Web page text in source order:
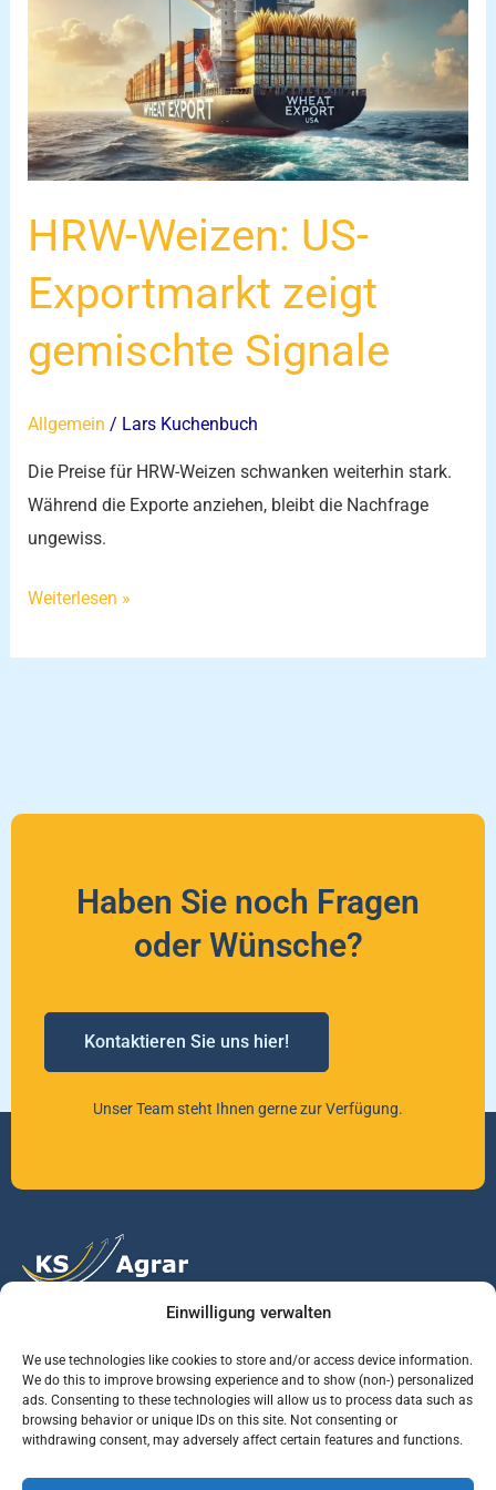
Einwilligung verwalten
We use technologies like cookies to store and/or access device information.
We do this to improve browsing experience and to show (non-) personalized
ads. Consenting to these technologies will allow us to process data such as
browsing behavior or unique IDs on this site. Not consenting or
withdrawing consent, may adversely affect certain features and functions.
HRW-Weizen: US-
Exportmarkt zeigt
gemischte Signale
Allgemein / Lars Kuchenbuch
Die Preise für HRW-Weizen schwanken weiterhin stark.
Während die Exporte anziehen, bleibt die Nachfrage
ungewiss.
Exportmarkt
gemischte
Signale
Weiterlesen »
Haben Sie noch Fragen
oder Wünsche?
Kontaktieren Sie uns hier!
Unser Team steht Ihnen gerne zur Verfügung.
Vertrauen Sie auf unsere Expertise im Agrarmarkt.
Services Jobs Informationen